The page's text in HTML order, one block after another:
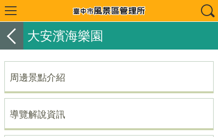
大安濱海樂園
周邊景點介紹
導覽解說資訊